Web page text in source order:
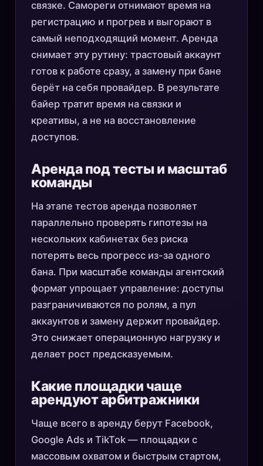
связке. Самореги отнимают время на
регистрацию и прогрев и выгорают в
самый неподходящий момент. Аренда
снимает эту рутину: трастовый аккаунт
готов к работе сразу, а замену при бане
берёт на себя провайдер. В результате
байер тратит время на связки и
креативы, а не на восстановление
доступов.
Аренда под тесты и масштаб
команды
На этапе тестов аренда позволяет
параллельно проверять гипотезы на
нескольких кабинетах без риска
потерять весь прогресс из-за одного
бана. При масштабе команды агентский
формат упрощает управление: доступы
разграничиваются по ролям, а пул
аккаунтов и замену держит провайдер.
Это снижает операционную нагрузку и
делает рост предсказуемым.
Какие площадки чаще
арендуют арбитражники
Чаще всего в аренду берут Facebook,
Google Ads и TikTok — площадки с
массовым охватом и быстрым стартом,